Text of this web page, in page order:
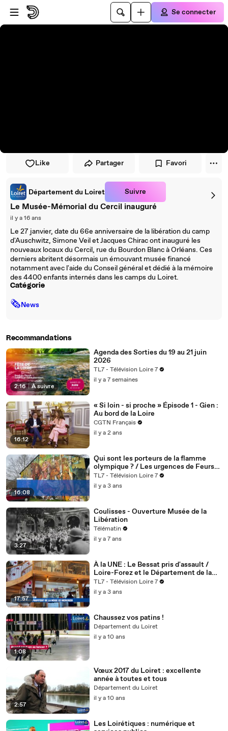
Passer au player
Passer au contenu principal
Se connecter
Like Partager Favori
Département du Loiret Suivre
Le Musée-Mémorial du Cercil inauguré
il y a 16 ans
Le 27 janvier, date du 66e anniversaire de la libération du camp
d'Auschwitz, Simone Veil et Jacques Chirac ont inauguré les
nouveaux locaux du Cercil, rue du Bourdon Blanc à Orléans. Ces
derniers abritent désormais un émouvant musée financé
notamment avec l'aide du Conseil général et dédié à la mémoire
des 4400 enfants internés dans les camps du Loiret.
Catégorie
🗞News
Recommandations
2:16 | À suivre
Agenda des Sorties du 19 au 21 juin
2026
TL7 - Télévision Loire 7
il y a 7 semaines
16:12
« Si loin - si proche » Épisode 1 - Gien :
Au bord de la Loire
CGTN Français
il y a 2 ans
16:08
Qui sont les porteurs de la flamme
olympique ? / Les urgences de Feurs
ne rouvriront pas / Aurec-sur-Loire
ville street-art !
TL7 - Télévision Loire 7
il y a 3 ans
3:27
Coulisses - Ouverture Musée de la
Libération
Télématin
il y a 7 ans
17:57
À la UNE : Le Bessat pris d'assault /
Loire-Forez et le Département de la
Loire main dans la main / Et puis une
marche des cadets dans les Monts du
Forez.
TL7 - Télévision Loire 7
il y a 3 ans
1:08
Chaussez vos patins !
Département du Loiret
il y a 10 ans
2:57
Vœux 2017 du Loiret : excellente
année à toutes et tous
Département du Loiret
il y a 10 ans
Les Loirétiques : numérique et